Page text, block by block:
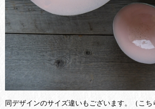
同デザインのサイズ違いもございます。（こ